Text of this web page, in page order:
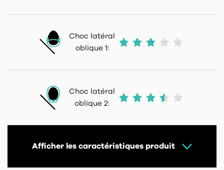
Choc latéral
oblique 1:
Choc latéral
oblique 2:
Afficher les caractéristiques produit